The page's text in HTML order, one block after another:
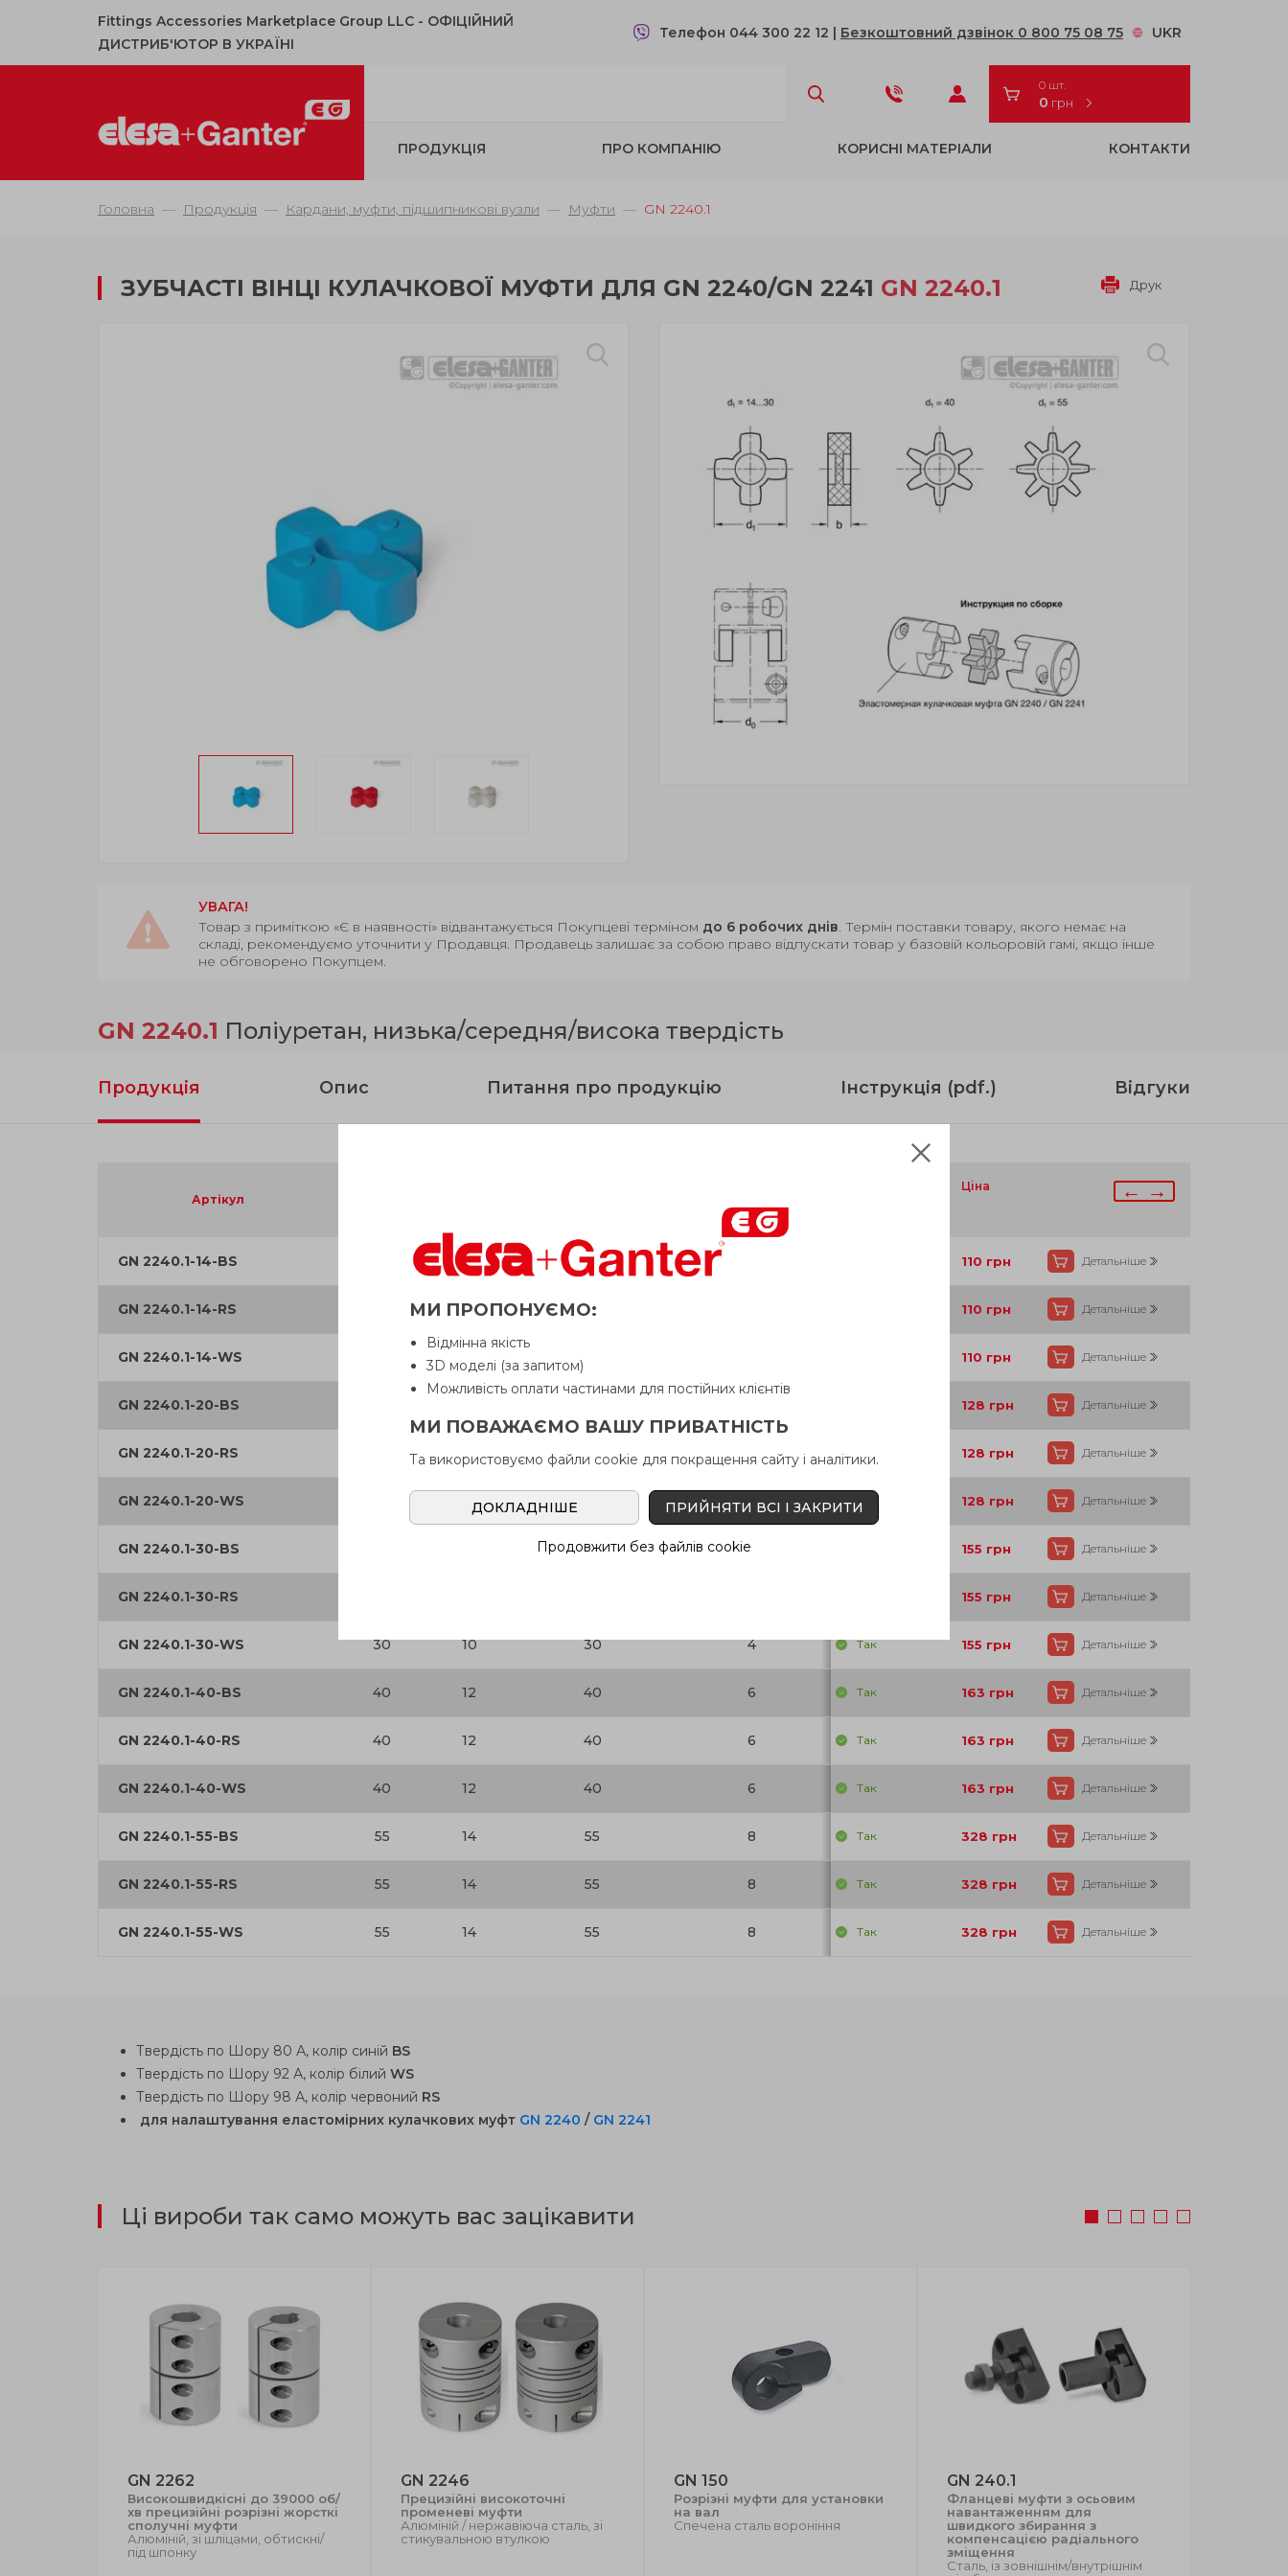
Fittings Accessories Marketplace Group LLC - OФІЦІЙНИЙ
ДИСТРИБ'ЮТОР В УКРАЇНІ
Телефон 044 300 22 12 | Безкоштовний дзвінок 0 800 75 08 75 UKR
0 шт.
0 грн
ПРОДУКЦІЯ ПРО КОМПАНІЮ КОРИСНІ МАТЕРІАЛИ КОНТАКТИ
Головна Продукція Кардани, муфти, підшипникові вузли Муфти GN 2240.1
ЗУБЧАСТІ ВІНЦІ КУЛАЧКОВОЇ МУФТИ ДЛЯ GN 2240/GN 2241 GN 2240.1 Друк
УВАГА!
Товар з приміткою «Є в наявності» відвантажується Покупцеві терміном до 6 робочих днів. Термін поставки товару, якого немає на
складі, рекомендуємо уточнити у Продавця. Продавець залишає за собою право відпускати товар у базовій кольоровій гамі, якщо інше
не обговорено Покупцем.
GN 2240.1 Поліуретан, низька/середня/висока твердість
Продукція Опис Питання про продукцію Інструкція (pdf.) Відгуки
Артікул
Ціна ← →
GN 2240.1-14-BS 6 14 110 грн Детальніше
GN 2240.1-14-RS 6 14 110 грн Детальніше
GN 2240.1-14-WS 110 грн Детальніше
GN 2240.1-20-BS 128 грн Детальніше
GN 2240.1-20-RS 8 20 4 128 грн Детальніше
GN 2240.1-20-WS 4 Так 128 грн Детальніше
GN 2240.1-30-BS 30 4 155 грн Детальніше
GN 2240.1-30-RS 155 грн Детальніше
GN 2240.1-30-WS 30 10 30 4 Так 155 грн Детальніше
GN 2240.1-40-BS 40 12 40 6 Так 163 грн Детальніше
GN 2240.1-40-RS 40 12 40 6 Так 163 грн Детальніше
GN 2240.1-40-WS 40 12 40 6 Так 163 грн Детальніше
GN 2240.1-55-BS 55 14 55 8 Так 328 грн Детальніше
GN 2240.1-55-RS 55 14 55 8 Так 328 грн Детальніше
GN 2240.1-55-WS 55 14 55 8 Так 328 грн Детальніше
Твердість по Шору 80 А, колір синій BS
Твердість по Шору 92 А, колір білий WS
Твердість по Шору 98 А, колір червоний RS
для налаштування еластомірних кулачкових муфт GN 2240 / GN 2241
Ці вироби так само можуть вас зацікавити
GN 2262
Високошвидкісні до 39000 об/
хв прецизійні розрізні жорсткі
сполучні муфти
Алюміній, зі шліцами, обтискні/
під шпонку
GN 2246
Прецизійні високоточні
променеві муфти
Алюміній / нержавіюча сталь, зі
стикувальною втулкою
GN 150
Розрізні муфти для установки
на вал
Спечена сталь вороніння
GN 240.1
Фланцеві муфти з осьовим
навантаженням для
швидкого збирання з
компенсацією радіального
зміщення
Сталь, із зовнішнім/внутрішнім
МИ ПРОПОНУЄМО:
Відмінна якість
3D моделі (за запитом)
Можливість оплати частинами для постійних клієнтів
МИ ПОВАЖАЄМО ВАШУ ПРИВАТНІСТЬ
Та використовуємо файли cookie для покращення сайту і аналітики.
ДОКЛАДНІШЕ ПРИЙНЯТИ ВСІ І ЗАКРИТИ
Продовжити без файлів cookie